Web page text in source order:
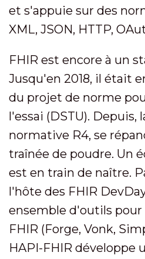
et s'appuie sur des
XML, JSON, HTTP,
FHIR est encore à un
Jusqu'en 2018, il était
du projet de norme
l'essai (DSTU). Depuis,
normative R4, se
traînée de poudre. Un
est en train de naître.
l'hôte des FHIR
ensemble d'outils
FHIR (Forge, Vonk,
HAPI-FHIR développe